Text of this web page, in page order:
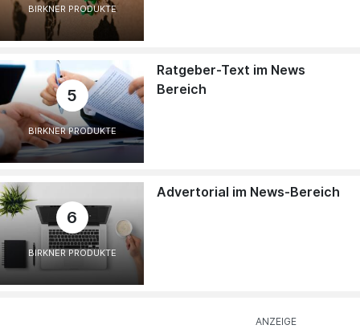
BIRKNER PRODUKTE
5
BIRKNER PRODUKTE
Ratgeber-Text im News
Bereich
6
BIRKNER PRODUKTE
Advertorial im News-Bereich